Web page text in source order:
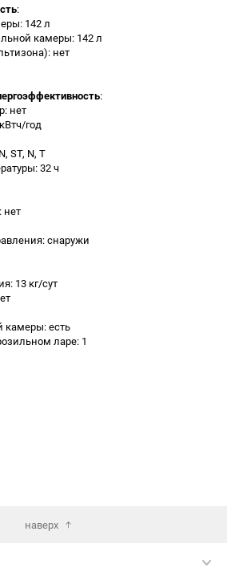
:
142 л
камеры: 142 л
нет
:
нет
год
ST, N, T
32 ч
нет
снаружи
13 кг/сут
камеры: есть
ларе: 1
наверх